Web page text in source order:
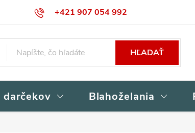
+421 907 054 992
Obchodné podmienky Podmienky ochrany
HĽADAŤ
darčekov Blahoželania